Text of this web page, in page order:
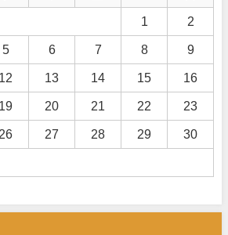
1 2
5 6 7 8 9
12 13 14 15 16
19 20 21 22 23
26 27 28 29 30